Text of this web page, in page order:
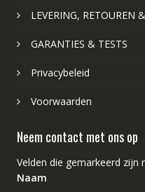
LEVERING, RETOUREN
GARANTIES & TESTS
Privacybeleid
Voorwaarden
Neem contact met ons op
Velden die gemarkeerd zijn
Naam